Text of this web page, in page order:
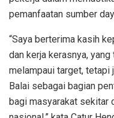
pemanfaatan sumber
“Saya berterima kasih
dan kerja kerasnya,
melampaui target, tetapi
Balai sebagai bagian
bagi masyarakat sekitar